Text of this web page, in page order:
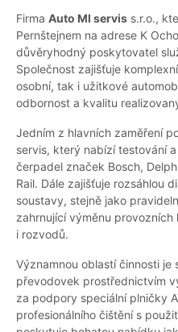
Firma Auto MI servis s.r.o.,
Pernštejnem na adrese K
důvěryhodný poskytovatel
Společnost zajišťuje
osobní, tak i užitkové
odbornost a kvalitu
Jedním z hlavních zaměření
servis, který nabízí testování
čerpadel značek Bosch,
Rail. Dále zajišťuje rozsáhlou
soustavy, stejně jako
zahrnující výměnu
i rozvodů.
Významnou oblastí činnosti je
převodovek prostřednictvím
za podpory speciální plničky
profesionálního čištění s